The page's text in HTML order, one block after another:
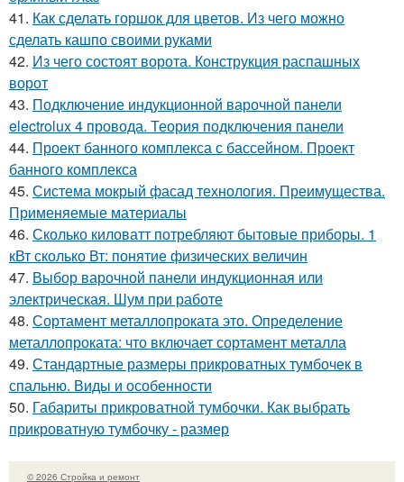
41. Как сделать горшок для цветов. Из чего можно
сделать кашпо своими руками
42. Из чего состоят ворота. Конструкция распашных
ворот
43. Подключение индукционной варочной панели
electrolux 4 провода. Теория подключения панели
44. Проект банного комплекса с бассейном. Проект
банного комплекса
45. Система мокрый фасад технология. Преимущества.
Применяемые материалы
46. Сколько киловатт потребляют бытовые приборы. 1
кВт сколько Вт: понятие физических величин
47. Выбор варочной панели индукционная или
электрическая. Шум при работе
48. Сортамент металлопроката это. Определение
металлопроката: что включает сортамент металла
49. Стандартные размеры прикроватных тумбочек в
спальню. Виды и особенности
50. Габариты прикроватной тумбочки. Как выбрать
прикроватную тумбочку - размер
© 2026 Стройка и ремонт